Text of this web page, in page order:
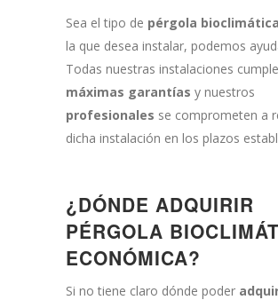
Sea el tipo de pérgola bioclimática
la que desea instalar, podemos
Todas nuestras instalaciones
máximas garantías y nuestros
profesionales se comprometen a
dicha instalación en los plazos
¿DÓNDE ADQUIRIR
PÉRGOLA
ECONÓMICA?
Si no tiene claro dónde poder